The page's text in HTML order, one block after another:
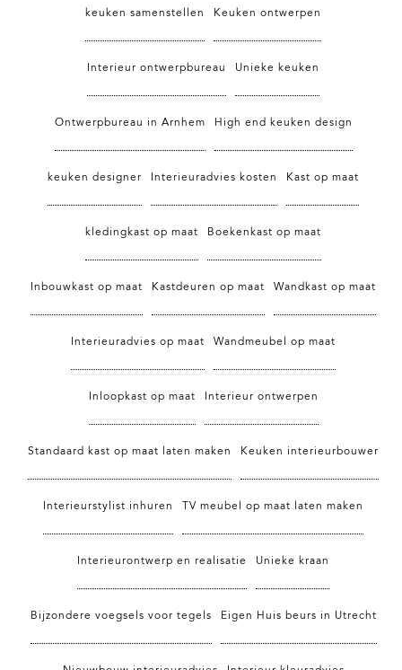
keuken samenstellen Keuken ontwerpen
Interieur ontwerpbureau Unieke keuken
Ontwerpbureau in Arnhem High end keuken design
keuken designer Interieuradvies kosten Kast op maat
kledingkast op maat Boekenkast op maat
Inbouwkast op maat Kastdeuren op maat Wandkast op maat
Interieuradvies op maat Wandmeubel op maat
Inloopkast op maat Interieur ontwerpen
Standaard kast op maat laten maken Keuken interieurbouwer
Interieurstylist inhuren TV meubel op maat laten maken
Interieurontwerp en realisatie Unieke kraan
Bijzondere voegsels voor tegels Eigen Huis beurs in Utrecht